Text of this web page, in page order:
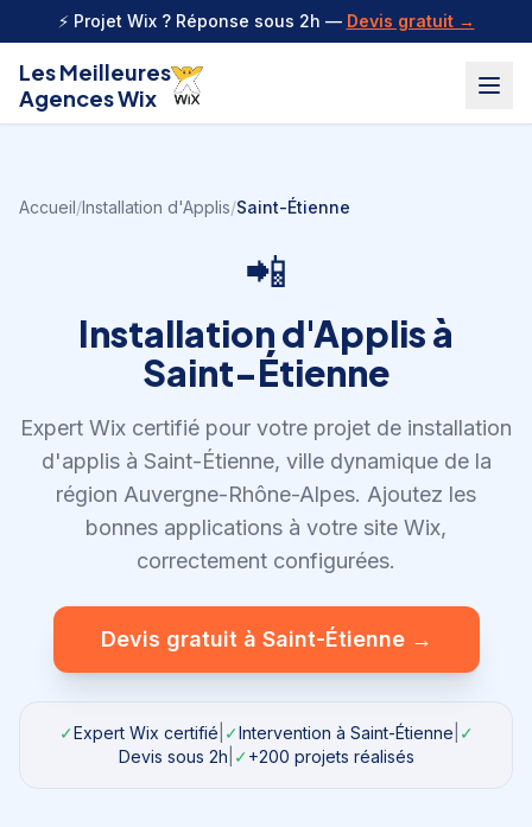
Aller au contenu
⚡ Projet Wix ? Réponse sous 2h — Devis gratuit →
Les Meilleures
Agences Wix
Accueil/Installation d'Applis/Saint-Étienne
📲
Installation d'Applisà
Saint-Étienne
Expert Wix certifié pour votre projet de installation
d'applisà Saint-Étienne, ville dynamique de la
région Auvergne-Rhône-Alpes. Ajoutez les
bonnes applications à votre site Wix,
correctement configurées.
Devis gratuit à Saint-Étienne→
✓Expert Wix certifié ✓Intervention à Saint-Étienne ✓
Devis sous 2h ✓+200 projets réalisés